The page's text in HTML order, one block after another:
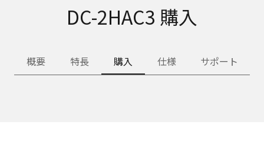
DC-2HAC3 購入
概要 特長 購入 仕様 サポート